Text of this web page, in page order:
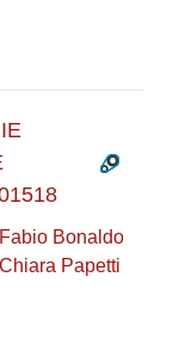
Fabio Bonaldo
Chiara Papetti